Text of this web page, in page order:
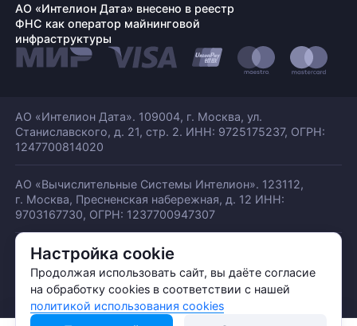
Настройка cookie
Продолжая использовать сайт, вы даёте согласие
на обработку cookies в соответствии с нашей
политикой использования cookies
АО «Интелион Дата» внесено в реестр
ФНС как оператор майнинговой
инфраструктуры
АО «Интелион Дата». 109004, г. Москва, ул.
Станиславского, д. 21, стр. 2. ИНН: 9725175237, ОГРН:
1247700814020
АО «Вычислительные Системы Интелион». 123112,
г. Москва, Пресненская набережная, д. 12 ИНН:
9703167730, ОГРН: 1237700947307
© АО «ИНТЕЛИОН ДАТА» 2026
Политика обработки ПДн
Политика конфиденциальности
Политика использования куки